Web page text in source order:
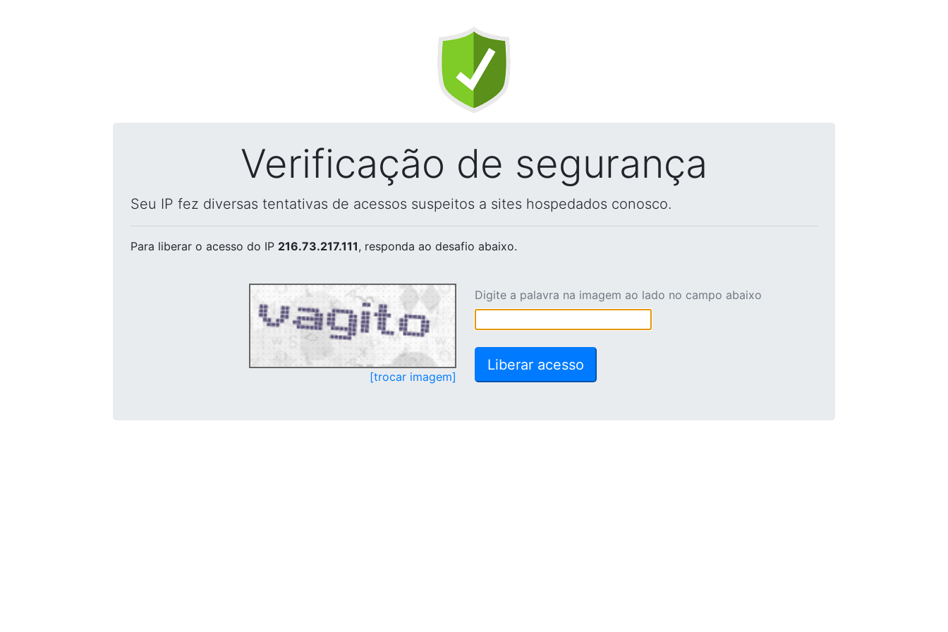
Verificação de segurança
Seu IP fez diversas tentativas de acessos suspeitos a sites hospedados conosco.
Para liberar o acesso do IP 216.73.217.111, responda ao desafio abaixo.
[trocar imagem]
Digite a palavra na imagem ao lado no campo abaixo